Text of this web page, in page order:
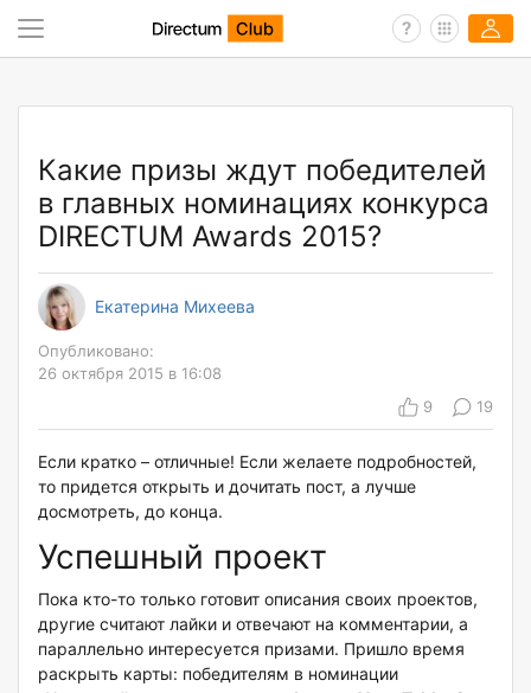
Какие призы ждут победителей
в главных номинациях конкурса
DIRECTUM Awards 2015?
Екатерина Михеева
Опубликовано:
26 октября 2015 в 16:08
9
19
Если кратко – отличные! Если желаете подробностей,
то придется открыть и дочитать пост, а лучше
досмотреть, до конца.
Успешный проект
Пока кто-то только готовит описания своих проектов,
другие считают лайки и отвечают на комментарии, а
параллельно интересуется призами. Пришло время
раскрыть карты: победителям в номинации